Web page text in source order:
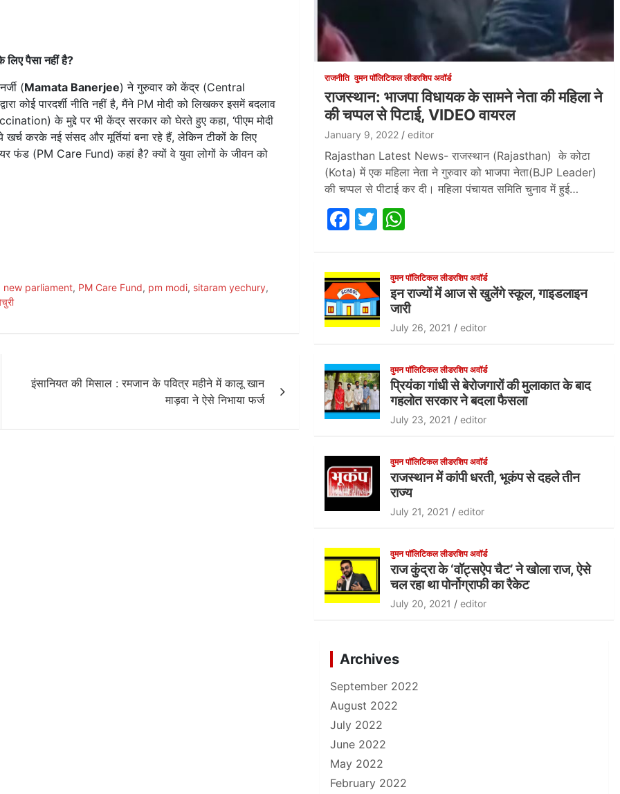
लिए पैसा नहीं है?
(Mamata Banerjee) ने गुरुवार को केंद्र (Central
कोई पारदर्शी नीति नहीं है, मैंने PM मोदी को लिखकर इसमें बदलाव
के मुद्दे पर भी केंद्र सरकार को घेरते हुए कहा, ‘पीएम मोदी
करके नई संसद और मूर्तियां बना रहे हैं, लेकिन टीकों के लिए
फंड (PM Care Fund) कहां है? क्यों वे युवा लोगों के जीवन को
new parliament, PM Care Fund, pm modi, sitaram yechury,
इंसानियत की मिसाल : रमजान के पवित्र महीने में कालू खान
माड़वा ने ऐसे निभाया फर्ज
राजनीति वुमन पॉलिटिकल लीडरशिप अवॉर्ड
राजस्थान: भाजपा विधायक के सामने नेता की महिला ने
की चप्पल से पिटाई, VIDEO वायरल
January 9, 2022 editor
Rajasthan Latest News- राजस्थान (Rajasthan) के कोटा
(Kota) में एक महिला नेता ने गुरुवार को भाजपा नेता(BJP Leader)
की चप्पल से पीटाई कर दी। महिला पंचायत समिति चुनाव में हुई…
F
e
b
o
o
k
T
er s
A
p
p
वुमन पॉलिटिकल लीडरशिप अवॉर्ड
इन राज्यों में आज से खुलेंगे स्कूल, गाइडलाइन
जारी
July 26, 2021 editor
वुमन पॉलिटिकल लीडरशिप अवॉर्ड
प्रियंका गांधी से बेरोजगारों की मुलाकात के बाद
गहलोत सरकार ने बदला फैसला
July 23, 2021 editor
वुमन पॉलिटिकल लीडरशिप अवॉर्ड
राजस्थान में कांपी धरती, भूकंप से दहले तीन
राज्य
July 21, 2021 editor
वुमन पॉलिटिकल लीडरशिप अवॉर्ड
राज कुंद्रा के ‘वॉट्सऐप चैट’ ने खोला राज, ऐसे
चल रहा था पोर्नोग्राफी का रैकेट
July 20, 2021 editor
Archives
September 2022
August 2022
July 2022
June 2022
May 2022
February 2022